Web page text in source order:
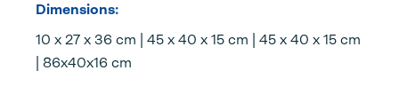
Dimensions:
10 x 27 x 36 cm | 45 x 40 x 15 cm | 45 x 40 x 15 cm
| 86x40x16 cm